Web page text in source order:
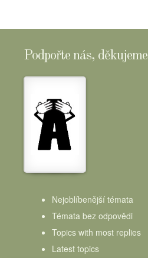
Podpořte nás, děkujeme
Nejoblíbenější témata
Témata bez odpovědi
Topics with most replies
Latest topics